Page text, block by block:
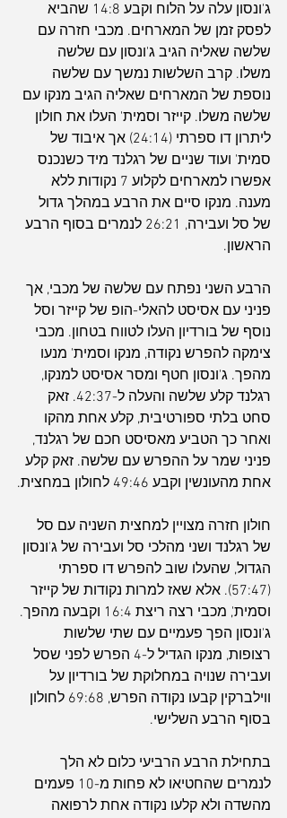
ג'ונסון עלה על הלוח וקבע 14:8 שהביא
לפסק זמן של המארחים. מכבי חזרה עם
שלשה שאליה הגיב ג'ונסון עם שלשה
משלו. קרב השלשות נמשך עם שלשה
נוספת של המארחים שאליה הגיב מנקו עם
שלשה משלו. קייזר וסמית' העלו את חולון
ליתרון דו ספרתי (24:14) אך איבוד של
סמית' ועוד שניים של רגלנד מיד כשנכנס
אפשרו למארחים לקלוע 7 נקודות ללא
מענה. מנקו סיים את הרבע במהלך גדול
של סל ועבירה, 26:21 לנמרים בסוף הרבע
הראשון.
הרבע השני נפתח עם שלשה של מכבי, אך
פניני עם אסיסט להאלי-הופ של קייזר וסל
נוסף של בורדיון העלו לטווח בטחון. מכבי
צימקה להפרש נקודה, מנקו וסמית' מנעו
מהפך. ג'ונסון חטף ומסר אסיסט למנקו,
רגלנד קלע שלשה והעלה ל-42:37. זאק
סחט בלתי ספורטיבית, קלע אחת מהקו
ואחר כך הטביע מאסיסט חכם של רגלנד,
פניני שמר על ההפרש עם שלשה. זאק קלע
אחת מהעונשין וקבע 49:46 לחולון במחצית.
חולון חזרה מצויין למחצית השניה עם סל
של רגלנד ושני מהלכי סל ועבירה של ג'ונסון
הגדול, שהעלו שוב להפרש דו ספרתי
(57:47). אלא שאז למרות נקודות של קייזר
וסמית', מכבי רצה ריצת 16:4 וקבעה מהפך.
ג'ונסון הפך פעמיים עם שתי שלשות
רצופות, מנקו הגדיל ל-4 הפרש לפני שסל
ועבירה שנויה במחלוקת של בורדיון על
ווילברקין קבעו נקודה הפרש, 69:68 לחולון
בסוף הרבע השלישי.
בתחילת הרבע הרביעי כלום לא הלך
לנמרים שהחטיאו לא פחות מ-10 פעמים
מהשדה ולא קלעו נקודה אחת לרפואה